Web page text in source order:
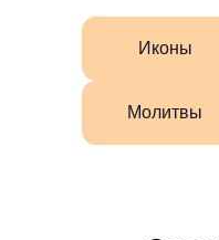
Иконы
Молитвы